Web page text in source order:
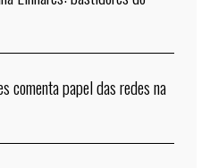
comenta papel das redes na